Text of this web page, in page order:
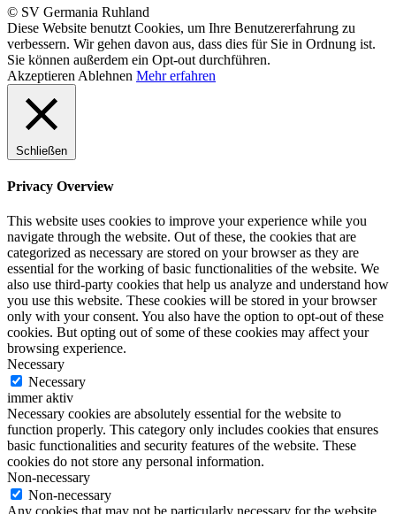
© SV Germania Ruhland
Diese Website benutzt Cookies, um Ihre Benutzererfahrung zu
verbessern. Wir gehen davon aus, dass dies für Sie in Ordnung ist.
Sie können außerdem ein Opt-out durchführen.
Akzeptieren Ablehnen Mehr erfahren
Schließen
Privacy Overview
This website uses cookies to improve your experience while you
navigate through the website. Out of these, the cookies that are
categorized as necessary are stored on your browser as they are
essential for the working of basic functionalities of the website. We
also use third-party cookies that help us analyze and understand how
you use this website. These cookies will be stored in your browser
only with your consent. You also have the option to opt-out of these
cookies. But opting out of some of these cookies may affect your
browsing experience.
Necessary
Necessary
immer aktiv
Necessary cookies are absolutely essential for the website to
function properly. This category only includes cookies that ensures
basic functionalities and security features of the website. These
cookies do not store any personal information.
Non-necessary
Non-necessary